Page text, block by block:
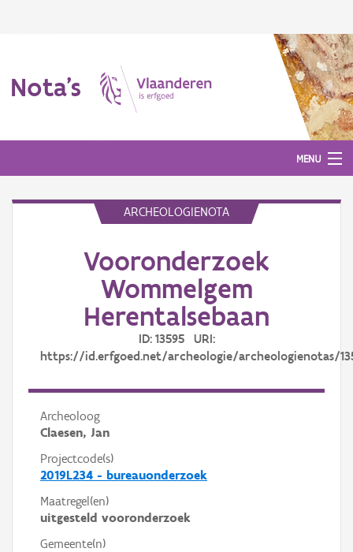
Nota's
MENU
ARCHEOLOGIENOTA
Vooronderzoek
Wommelgem
Herentalsebaan
ID: 13595 URI:
https://id.erfgoed.net/archeologie/archeologienotas/
Archeoloog
Claesen, Jan
Projectcode(s)
2019L234 - bureauonderzoek
Maatregel(en)
uitgesteld vooronderzoek
Gemeente(n)